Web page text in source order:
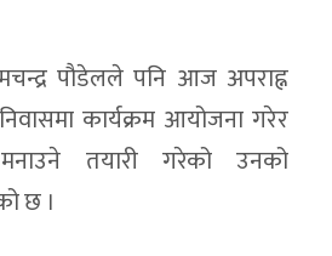
पौडेलले पनि आज अपराह्न
कार्यक्रम आयोजना गरेर
तयारी गरेको उनको
छ ।